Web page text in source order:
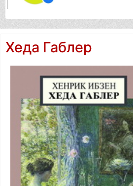
Хеда Габлер